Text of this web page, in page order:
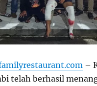
–
telah berhasil